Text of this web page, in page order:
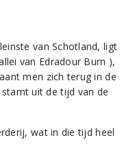
van Schotland, ligt
van Edradour Burn ),
men zich terug in de
uit de tijd van de
wat in die tijd heel